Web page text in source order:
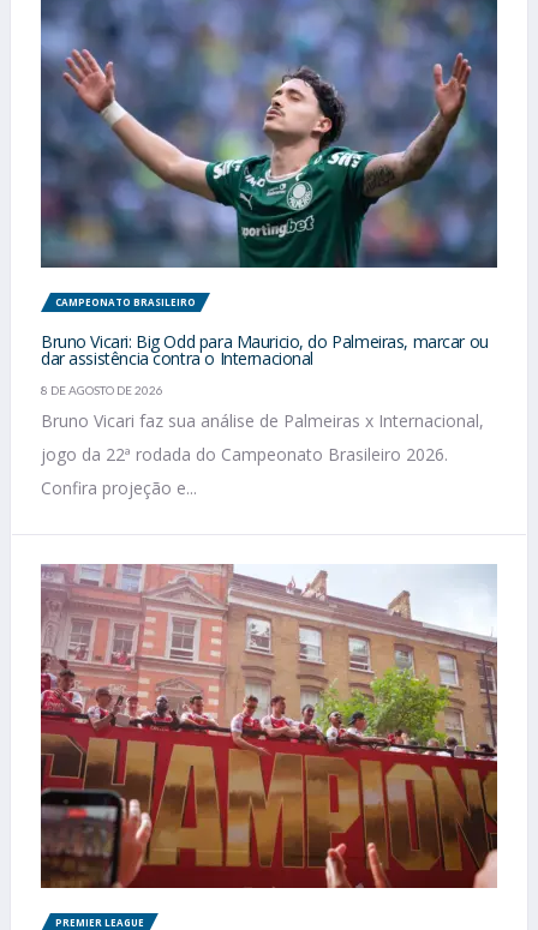
CAMPEONATO BRASILEIRO
Bruno Vicari: Big Odd para Mauricio, do Palmeiras, marcar ou
dar assistência contra o Internacional
8 DE AGOSTO DE 2026
Bruno Vicari faz sua análise de Palmeiras x Internacional,
jogo da 22ª rodada do Campeonato Brasileiro 2026.
Confira projeção e...
PREMIER LEAGUE